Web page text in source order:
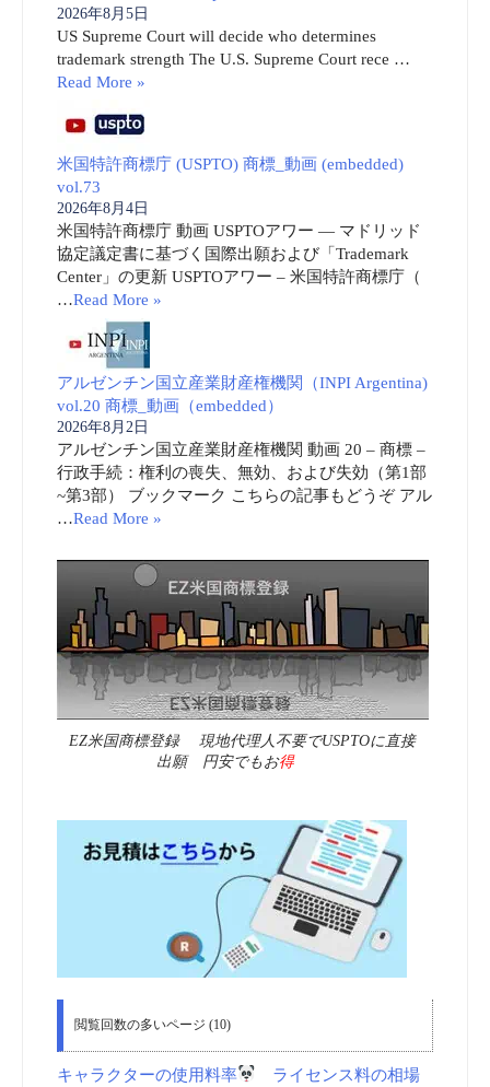
2026年8月5日
US Supreme Court will decide who determines
trademark strength The U.S. Supreme Court rece …
Read More »
米国特許商標庁 (USPTO) 商標_動画 (embedded)
vol.73
2026年8月4日
米国特許商標庁 動画 USPTOアワー ― マドリッド
協定議定書に基づく国際出願および「Trademark
Center」の更新 USPTOアワー – 米国特許商標庁（
…Read More »
アルゼンチン国立産業財産権機関（INPI Argentina)
vol.20 商標_動画（embedded）
2026年8月2日
アルゼンチン国立産業財産権機関 動画 20 – 商標 –
行政手続：権利の喪失、無効、および失効（第1部
~第3部） ブックマーク こちらの記事もどうぞ アル
…Read More »
EZ米国商標登録 現地代理人不要でUSPTOに直接
出願 円安でもお得
閲覧回数の多いページ (10)
キャラクターの使用料率
ライセンス料の相場